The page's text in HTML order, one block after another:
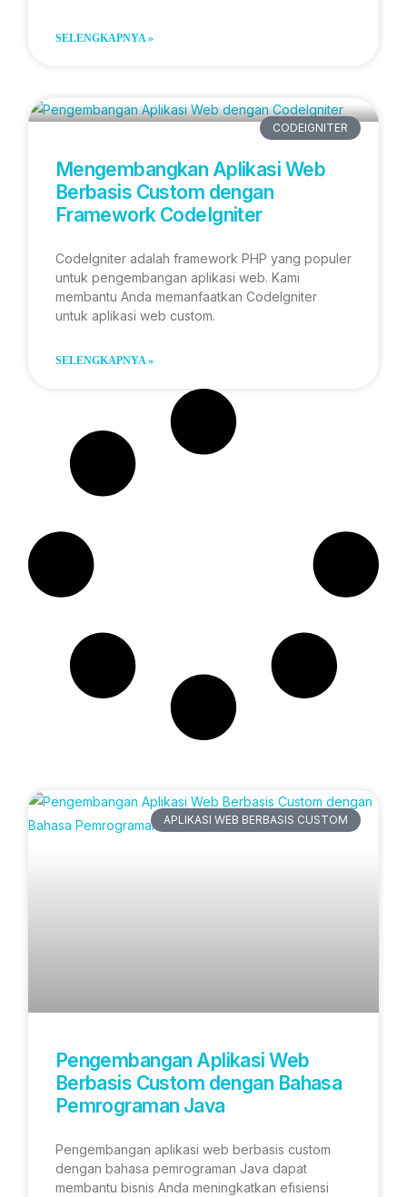
SELENGKAPNYA »
CODEIGNITER
Mengembangkan Aplikasi Web
Berbasis Custom dengan
Framework CodeIgniter
CodeIgniter adalah framework PHP yang populer
untuk pengembangan aplikasi web. Kami
membantu Anda memanfaatkan CodeIgniter
untuk aplikasi web custom.
SELENGKAPNYA »
APLIKASI WEB BERBASIS CUSTOM
Pengembangan Aplikasi Web
Berbasis Custom dengan Bahasa
Pemrograman Java
Pengembangan aplikasi web berbasis custom
dengan bahasa pemrograman Java dapat
membantu bisnis Anda meningkatkan efisiensi